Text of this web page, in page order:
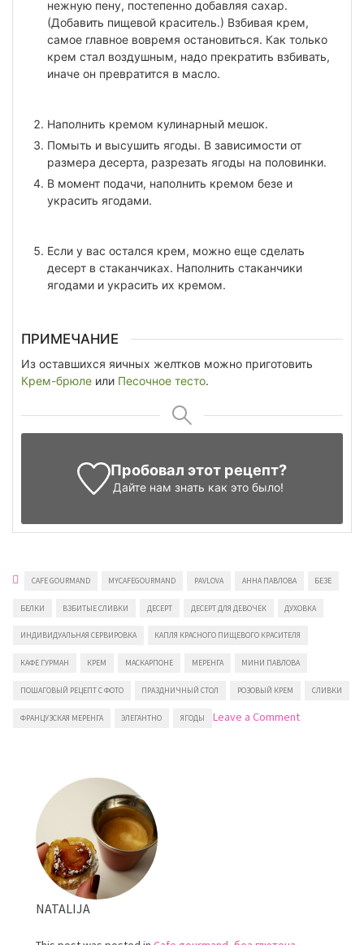
нежную пену, постепенно добавляя сахар.
(Добавить пищевой краситель.) Взбивая крем,
самое главное вовремя остановиться. Как только
крем стал воздушным, надо прекратить взбивать,
иначе он превратится в масло.
Наполнить кремом кулинарный мешок.
Помыть и высушить ягоды. В зависимости от
размера десерта, разрезать ягоды на половинки.
В момент подачи, наполнить кремом безе и
украсить ягодами.
Если у вас остался крем, можно еще сделать
десерт в стаканчиках. Наполнить стаканчики
ягодами и украсить их кремом.
ПРИМЕЧАНИЕ
Из оставшихся яичных желтков можно приготовить
Крем-брюле или Песочное тесто.
Пробовал этот рецепт?
Дайте нам знать как это было!
CAFE GOURMAND MYCAFEGOURMAND PAVLOVA АННА ПАВЛОВА БЕЗЕ
БЕЛКИ ВЗБИТЫЕ СЛИВКИ ДЕСЕРТ ДЕСЕРТ ДЛЯ ДЕВОЧЕК ДУХОВКА
ИНДИВИДУАЛЬНАЯ СЕРВИРОВКА КАПЛЯ КРАСНОГО ПИЩЕВОГО КРАСИТЕЛЯ
КАФЕ ГУРМАН КРЕМ МАСКАРПОНЕ МЕРЕНГА МИНИ ПАВЛОВА
ПОШАГОВЫЙ РЕЦЕПТ С ФОТО ПРАЗДНИЧНЫЙ СТОЛ РОЗОВЫЙ КРЕМ СЛИВКИ
ФРАНЦУЗСКАЯ МЕРЕНГА ЭЛЕГАНТНО ЯГОДЫ Leave a Commenton
NATALIJA